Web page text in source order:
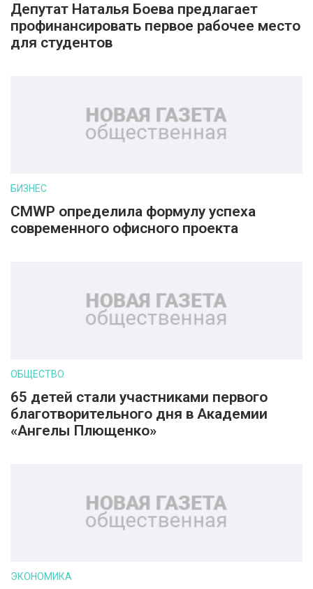
Депутат Наталья Боева предлагает
профинансировать первое рабочее место
для студентов
БИЗНЕС
CMWP определила формулу успеха
современного офисного проекта
ОБЩЕСТВО
65 детей стали участниками первого
благотворительного дня в Академии
«Ангелы Плющенко»
ЭКОНОМИКА